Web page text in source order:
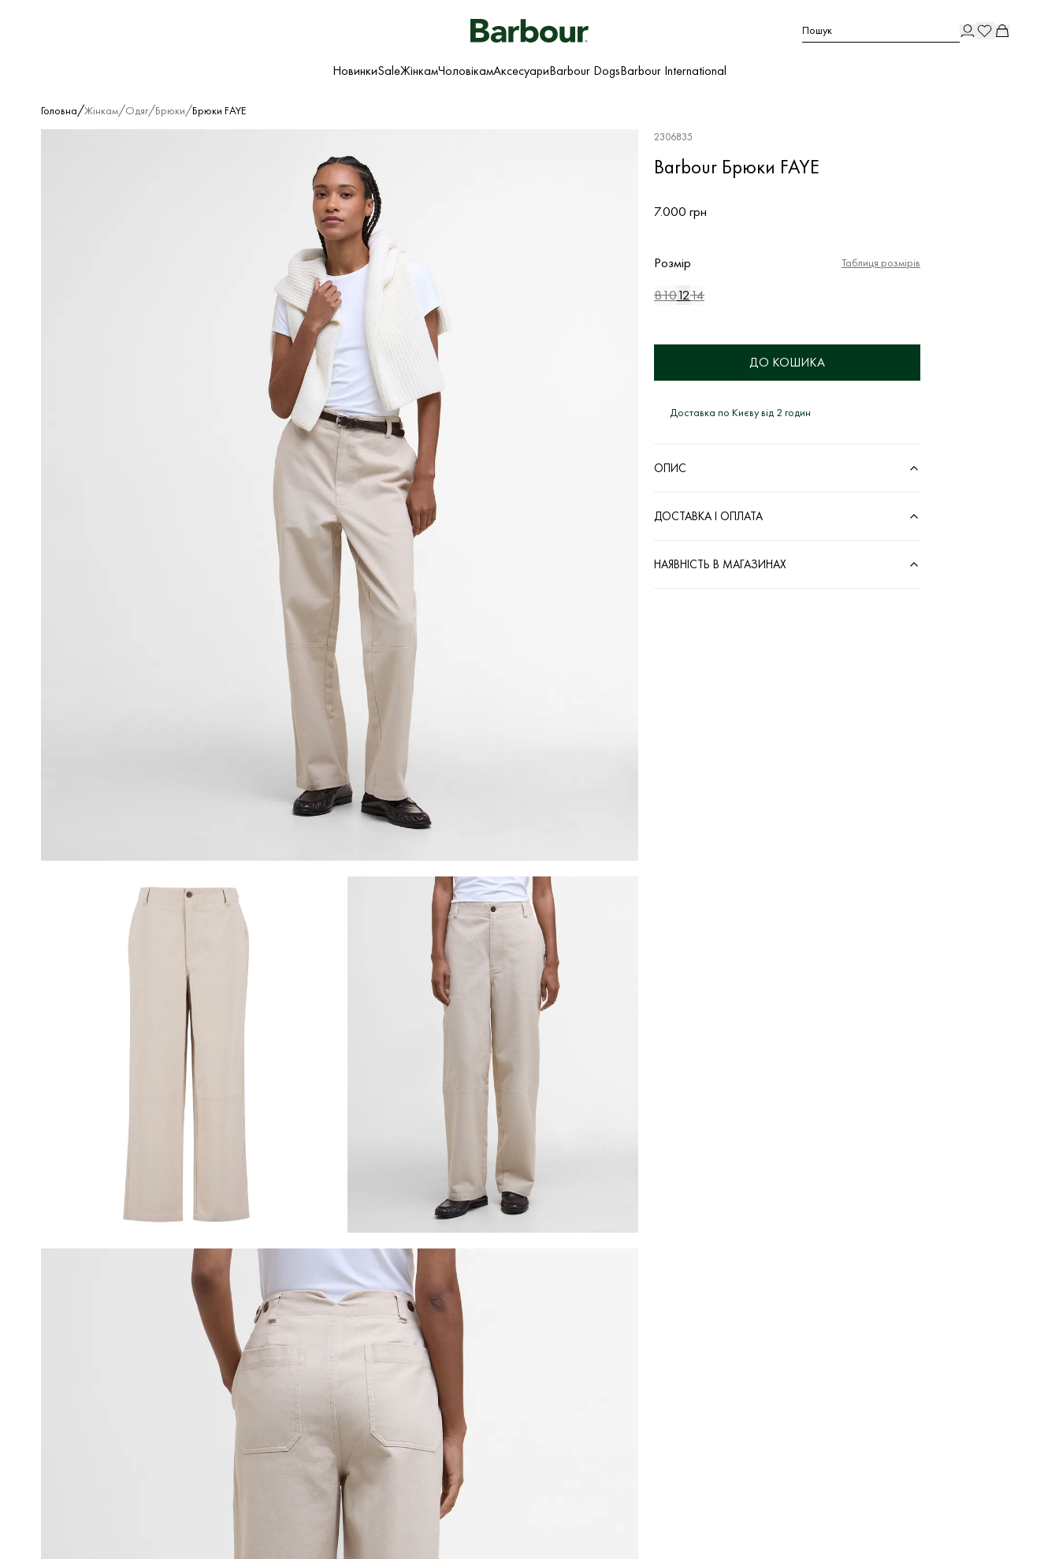
Пошук
НовинкиSaleЖінкамЧоловікамАксесуариBarbour DogsBarbour International
Головна/Жінкам/Одяг/Брюки/Брюки FAYE
2306835
Barbour Брюки FAYE
7.000 грн
Розмір Таблиця розмірів
8101214
ДО КОШИКА
Доставка по Києву від 2 годин
ОПИС
ДОСТАВКА І ОПЛАТА
НАЯВНІСТЬ В МАГАЗИНАХ